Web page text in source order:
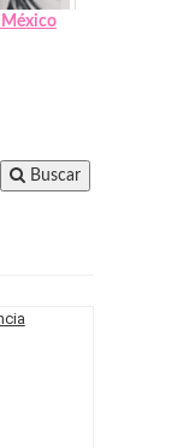
México
Buscar